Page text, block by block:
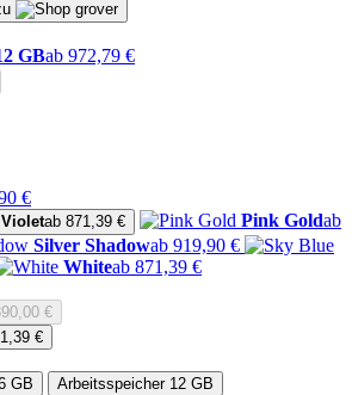
GBab 972,79 €
€
ab 871,39 € Pink Goldab
Silver Shadowab 919,90 €
Whiteab 871,39 €
€
€
GB Arbeitsspeicher 12 GB